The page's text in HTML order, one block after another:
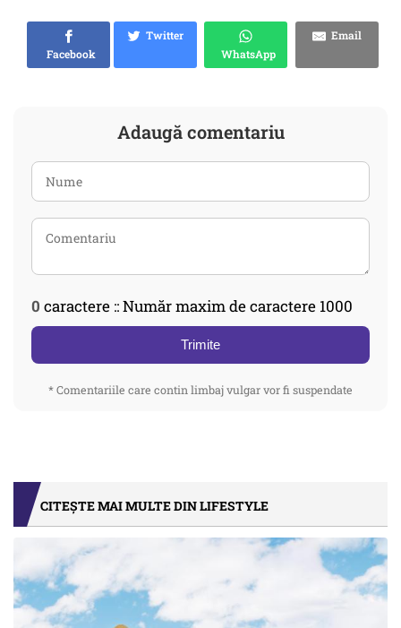
Facebook
Twitter
WhatsApp
Email
Adaugă comentariu
0 caractere :: Număr maxim de caractere 1000
Trimite
* Comentariile care contin limbaj vulgar vor fi suspendate
CITEȘTE MAI MULTE DIN LIFESTYLE